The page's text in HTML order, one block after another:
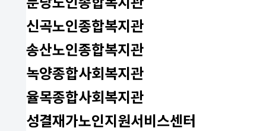
신곡노인종합복지관
송산노인종합복지관
녹양종합사회복지관
율목종합사회복지관
성결재가노인지원서비스센터